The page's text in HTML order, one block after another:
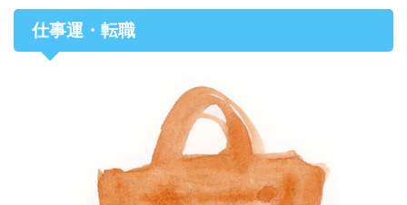
仕事運・転職